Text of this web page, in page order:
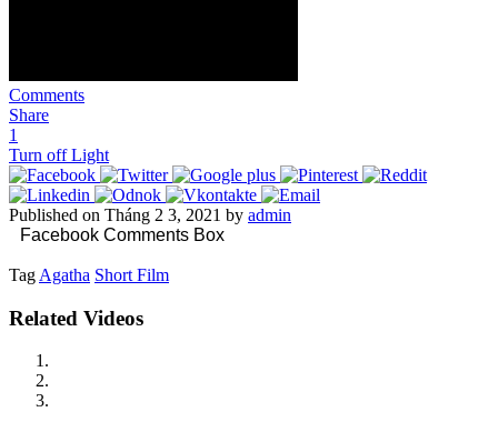
Comments
Share
1
Turn off Light
Published on Tháng 2 3, 2021 by admin
Facebook Comments Box
Tag Agatha Short Film
Related Videos